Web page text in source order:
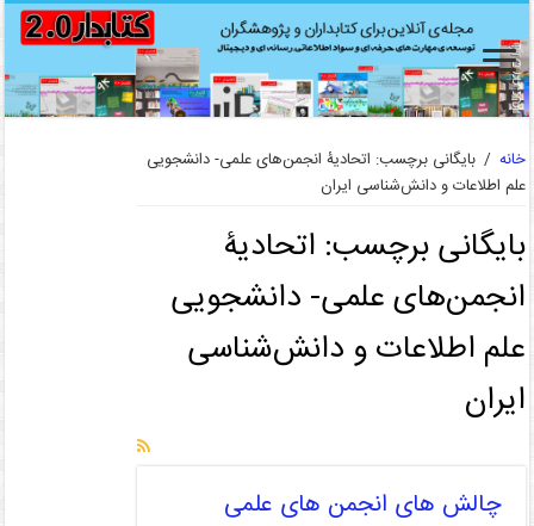
خانه / بایگانی برچسب: اتحادیۀ انجمن‌های علمی- دانشجویی
علم اطلاعات و دانش‌شناسی ایران
بایگانی برچسب: اتحادیۀ
انجمن‌های علمی- دانشجویی
علم اطلاعات و دانش‌شناسی
ایران
چالش های انجمن های علمی